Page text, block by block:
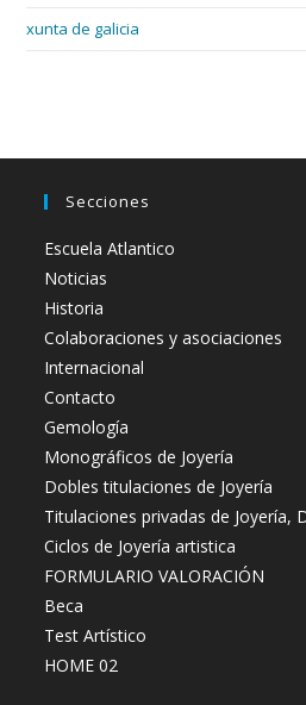
xunta de galicia
Secciones
Escuela Atlantico
Noticias
Historia
Colaboraciones y asociaciones
Internacional
Contacto
Gemología
Monográficos de Joyería
Dobles titulaciones de Joyería
Titulaciones privadas de Joyería,
Ciclos de Joyería artistica
FORMULARIO VALORACIÓN
Beca
Test Artístico
HOME 02